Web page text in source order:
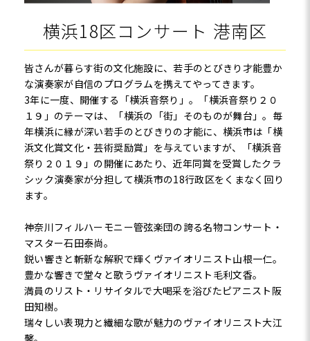
横浜18区コンサート 港南区
皆さんが暮らす街の文化施設に、若手のとびきり才能豊か
な演奏家が自信のプログラムを携えてやってきます。
3年に一度、開催する「横浜音祭り」。「横浜音祭り２０
１９」のテーマは、「横浜の「街」そのものが舞台」。毎
年横浜に縁が深い若手のとびきりの才能に、横浜市は「横
浜文化賞文化・芸術奨励賞」を与えていますが、「横浜音
祭り２０１９」の開催にあたり、近年同賞を受賞したクラ
シック演奏家が分担して横浜市の18行政区をくまなく回り
ます。
神奈川フィルハーモニー管弦楽団の誇る名物コンサート・
マスター石田泰尚。
鋭い響きと斬新な解釈で輝くヴァイオリニスト山根一仁。
豊かな響きで堂々と歌うヴァイオリニスト毛利文香。
満員のリスト・リサイタルで大喝采を浴びたピアニスト阪
田知樹。
瑞々しい表現力と繊細な歌が魅力のヴァイオリニスト大江
馨。